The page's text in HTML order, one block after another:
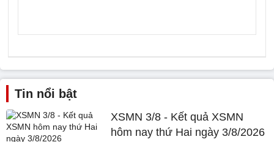
Tin nổi bật
XSMN 3/8 - Kết quả XSMN
hôm nay thứ Hai ngày 3/8/2026